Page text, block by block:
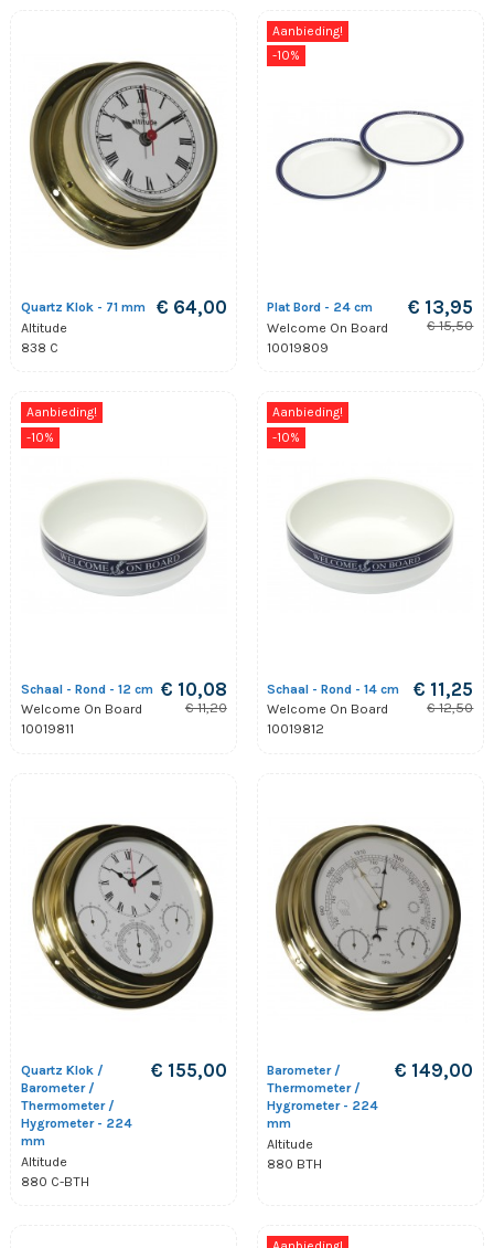
Quartz Klok - 71 mm
Altitude
838 C
€ 64,00
Aanbieding!
-10%
Plat Bord - 24 cm
Welcome On Board
10019809
€ 13,95
€ 15,50
Aanbieding!
-10%
Schaal - Rond - 12 cm
Welcome On Board
10019811
€ 10,08
€ 11,20
Aanbieding!
-10%
Schaal - Rond - 14 cm
Welcome On Board
10019812
€ 11,25
€ 12,50
Quartz Klok /
Barometer /
Thermometer /
Hygrometer - 224
mm
Altitude
880 C-BTH
€ 155,00
Barometer /
Thermometer /
Hygrometer - 224
mm
Altitude
880 BTH
€ 149,00